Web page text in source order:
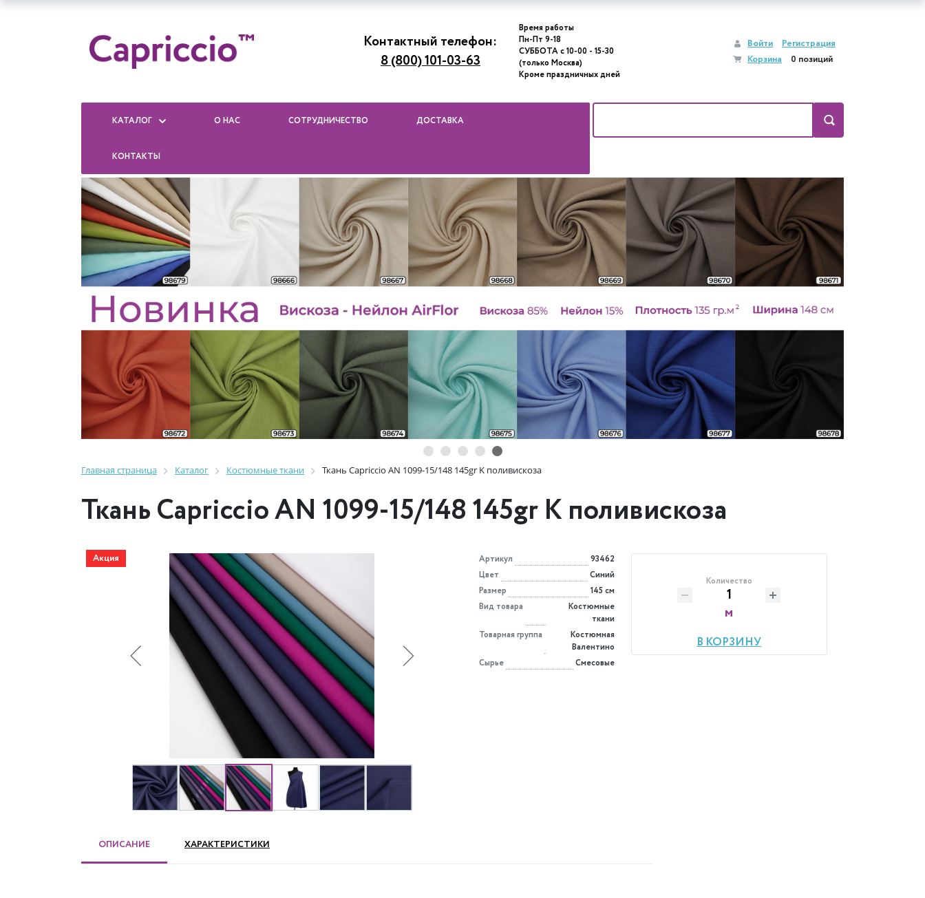
Войти
Регистрация
Корзина
0 позиций
Контактный телефон:
8 (800) 101-03-63
Время работы
Пн-Пт 9-18
СУББОТА с 10-00 - 15-30
(только Москва)
Кроме праздничных дней
КАТАЛОГ О НАС СОТРУДНИЧЕСТВО ДОСТАВКА
КОНТАКТЫ
Главная страница Каталог Костюмные ткани Ткань Capriccio AN 1099-15/148 145gr K поливискоза
Ткань Capriccio AN 1099-15/148 145gr K поливискоза
Акция Артикул
93462
Цвет
Синий
Размер
145 см
Вид товара
Костюмные
ткани
Товарная группа
Костюмная
Валентино
Сырье
Смесовые
Количество
м
В КОРЗИНУ
ОПИСАНИЕ ХАРАКТЕРИСТИКИ